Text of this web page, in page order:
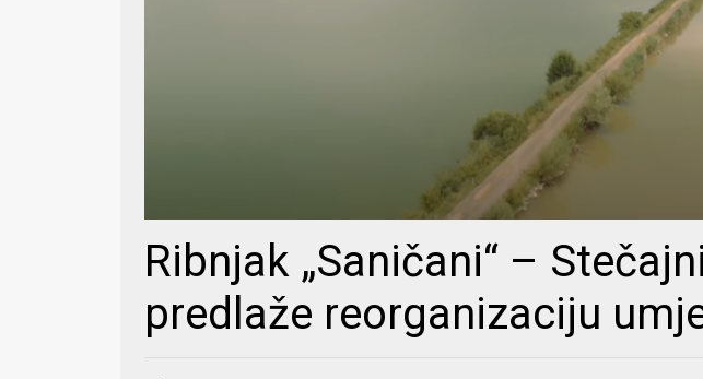
Ribnjak „Saničani“ –
predlaže reorganizaciju